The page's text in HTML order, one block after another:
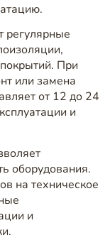
регулярные
При
или замена
от 12 до 24
и
оборудования.
на техническое
и